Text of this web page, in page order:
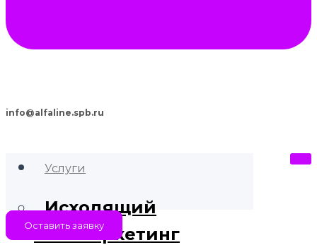
info@alfaline.spb.ru
Услуги
Исходящий
телемаркетинг
Оставить заявку